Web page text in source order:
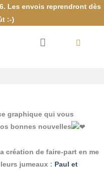
Les envois reprendront dès
:-)
Panier
graphique qui vous
bonnes nouvelles
création de faire-part en me
jumeaux : Paul et